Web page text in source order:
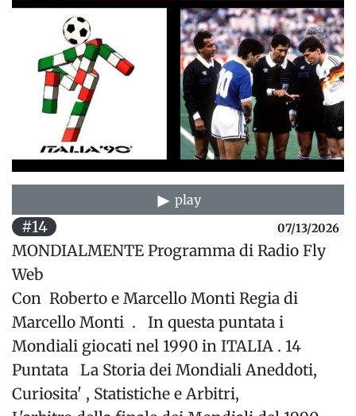
play
#14 07/13/2026
MONDIALMENTE Programma di Radio Fly
Web
Con Roberto e Marcello Monti Regia di
Marcello Monti . In questa puntata i
Mondiali giocati nel 1990 in ITALIA . 14
Puntata La Storia dei Mondiali Aneddoti,
Curiosita' , Statistiche e Arbitri,